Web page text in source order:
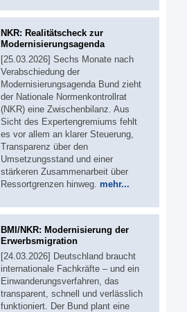
NKR: Realitätscheck zur
Modernisierungsagenda
[25.03.2026] Sechs Monate nach
Verabschiedung der
Modernisierungsagenda Bund zieht
der Nationale Normenkontrollrat
(NKR) eine Zwischenbilanz. Aus
Sicht des Expertengremiums fehlt
es vor allem an klarer Steuerung,
Transparenz über den
Umsetzungsstand und einer
stärkeren Zusammenarbeit über
Ressortgrenzen hinweg. mehr...
BMI/NKR: Modernisierung der
Erwerbsmigration
[24.03.2026] Deutschland braucht
internationale Fachkräfte – und ein
Einwanderungsverfahren, das
transparent, schnell und verlässlich
funktioniert. Der Bund plant eine